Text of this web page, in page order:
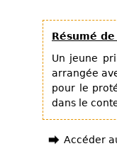
Résumé
Un jeune
arrangée
pour le
dans le
Accéder